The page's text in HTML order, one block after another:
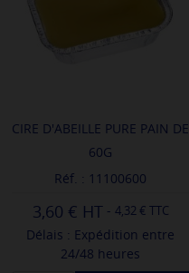
CIRE D'ABEILLE PURE PAIN DE
60G
Réf. : 11100600
3,60 € - 4,32 € TTC
Délais : Expédition entre
24/48 heures